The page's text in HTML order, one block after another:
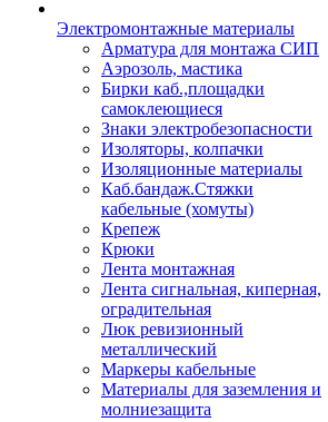
Электромонтажные материалы
Арматура для монтажа СИП
Аэрозоль, мастика
Бирки каб.,площадки
самоклеющиеся
Знаки электробезопасности
Изоляторы, колпачки
Изоляционные материалы
Каб.бандаж.Стяжки
кабельные (хомуты)
Крепеж
Крюки
Лента монтажная
Лента сигнальная, киперная,
оградительная
Люк ревизионный
металлический
Маркеры кабельные
Материалы для заземления и
молниезащита